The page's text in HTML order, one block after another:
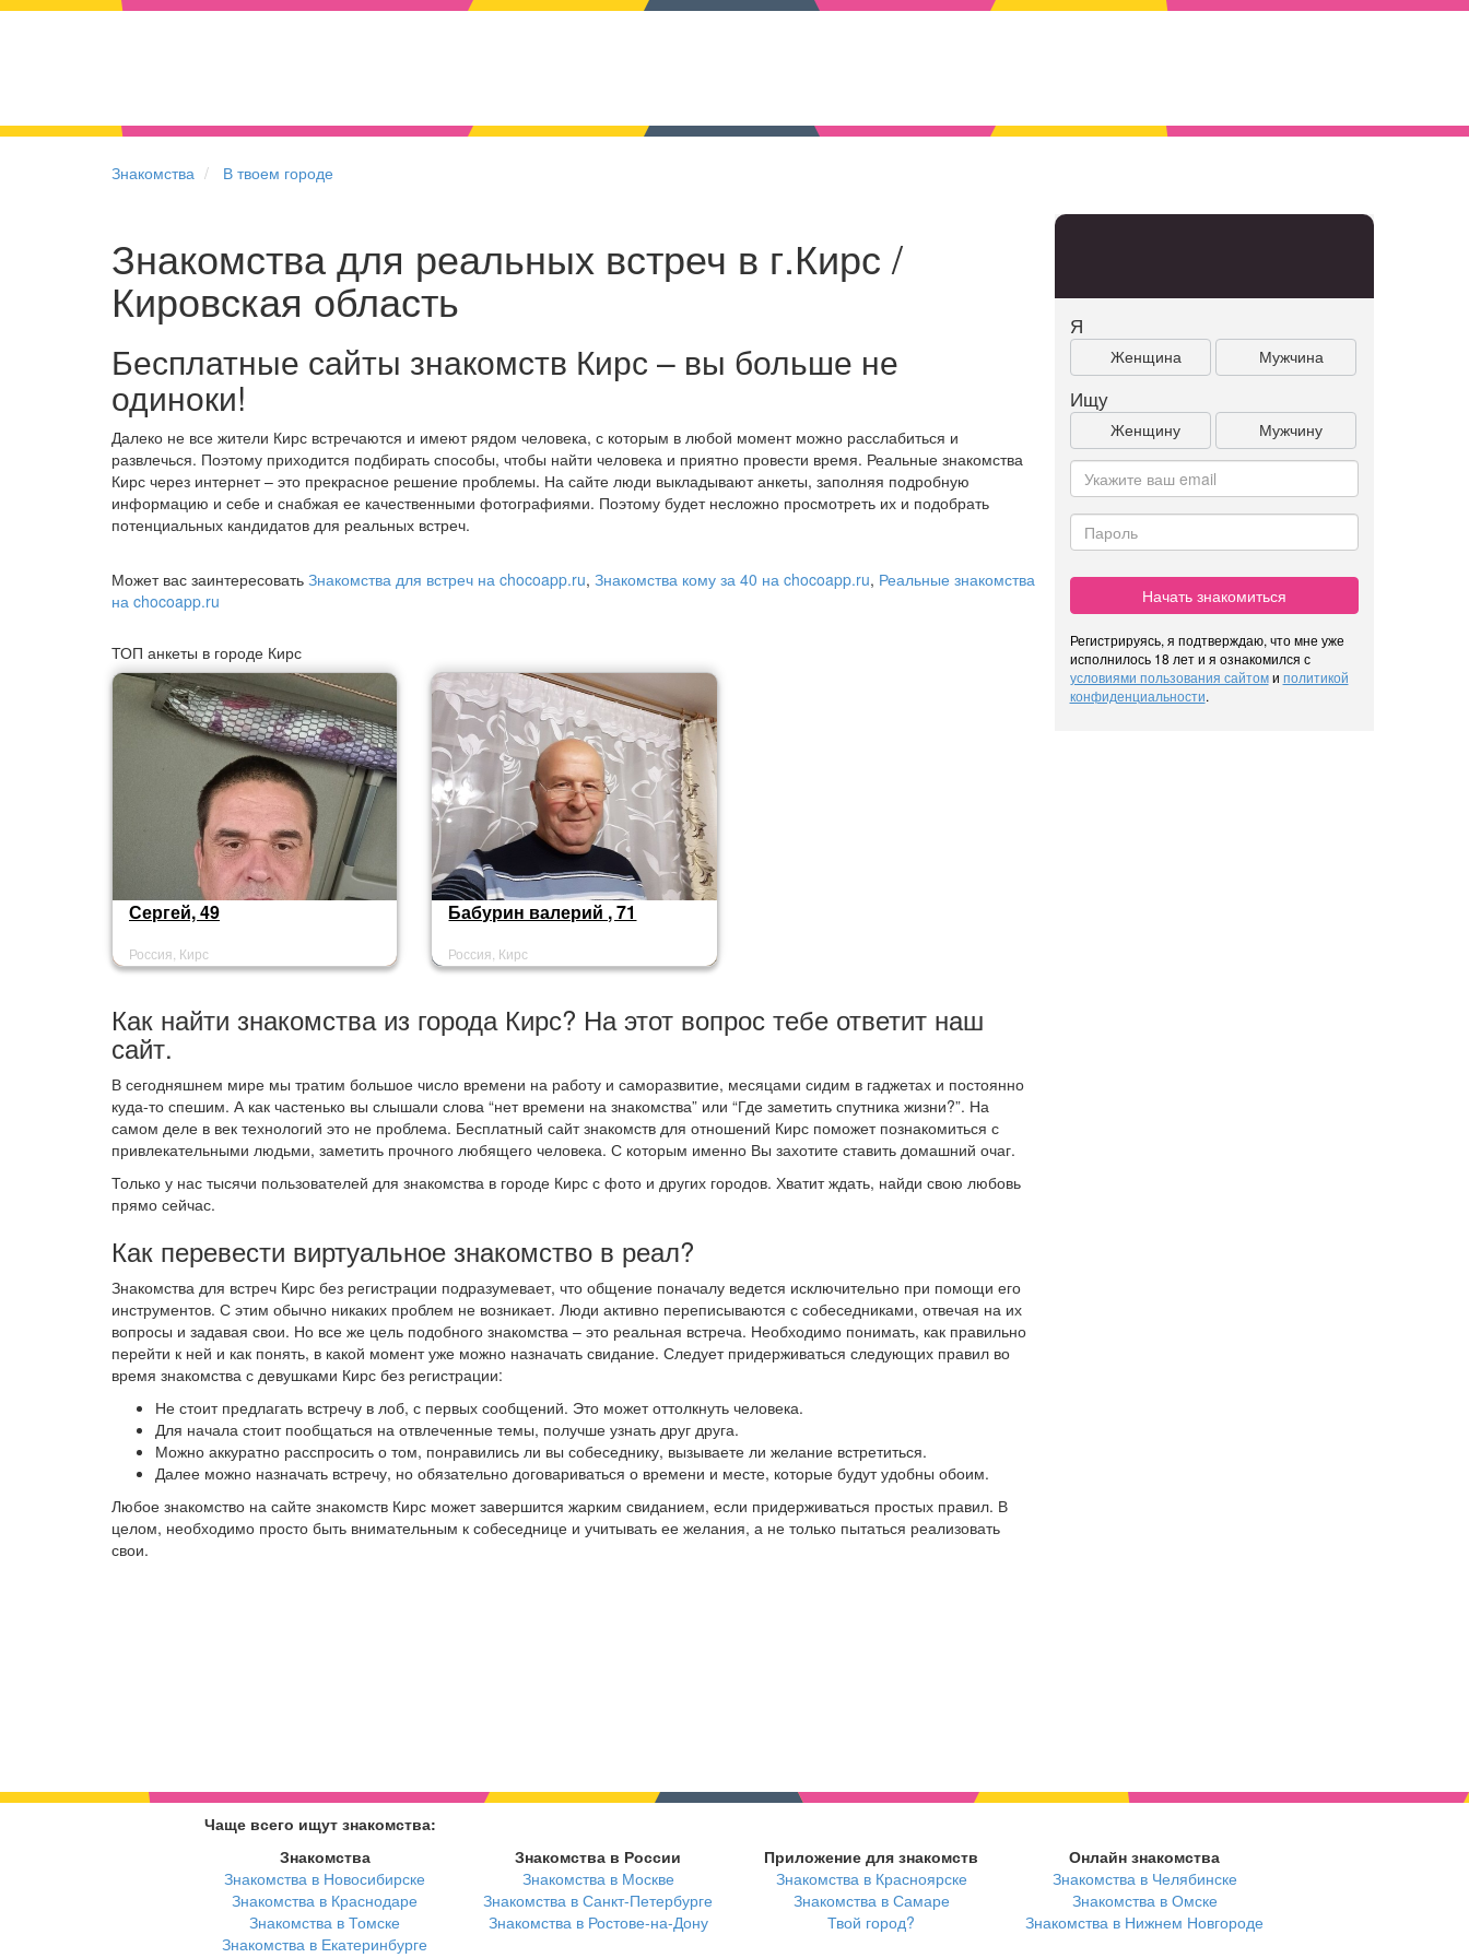
Знакомства В твоем городе
Знакомства для реальных встреч в г.Кирс /
Кировская область
Бесплатные сайты знакомств Кирс – вы больше не
одиноки!
Далеко не все жители Кирс встречаются и имеют рядом человека, с которым в любой момент можно расслабиться и
развлечься. Поэтому приходится подбирать способы, чтобы найти человека и приятно провести время. Реальные знакомства
Кирс через интернет – это прекрасное решение проблемы. На сайте люди выкладывают анкеты, заполняя подробную
информацию и себе и снабжая ее качественными фотографиями. Поэтому будет несложно просмотреть их и подобрать
потенциальных кандидатов для реальных встреч.
Может вас заинтересовать Знакомства для встреч на chocoapp.ru, Знакомства кому за 40 на chocoapp.ru, Реальные знакомства
на chocoapp.ru
ТОП анкеты в городе Кирс
Сергей, 49
Россия, Кирс
Бабурин валерий , 71
Россия, Кирс
Как найти знакомства из города Кирс? На этот вопрос тебе ответит наш
сайт.
В сегодняшнем мире мы тратим большое число времени на работу и саморазвитие, месяцами сидим в гаджетах и постоянно
куда-то спешим. А как частенько вы слышали слова “нет времени на знакомства” или “Где заметить спутника жизни?”. На
самом деле в век технологий это не проблема. Бесплатный сайт знакомств для отношений Кирс поможет познакомиться с
привлекательными людьми, заметить прочного любящего человека. С которым именно Вы захотите ставить домашний очаг.
Только у нас тысячи пользователей для знакомства в городе Кирс с фото и других городов. Хватит ждать, найди свою любовь
прямо сейчас.
Как перевести виртуальное знакомство в реал?
Знакомства для встреч Кирс без регистрации подразумевает, что общение поначалу ведется исключительно при помощи его
инструментов. С этим обычно никаких проблем не возникает. Люди активно переписываются с собеседниками, отвечая на их
вопросы и задавая свои. Но все же цель подобного знакомства – это реальная встреча. Необходимо понимать, как правильно
перейти к ней и как понять, в какой момент уже можно назначать свидание. Следует придерживаться следующих правил во
время знакомства с девушками Кирс без регистрации:
Не стоит предлагать встречу в лоб, с первых сообщений. Это может оттолкнуть человека.
Для начала стоит пообщаться на отвлеченные темы, получше узнать друг друга.
Можно аккуратно расспросить о том, понравились ли вы собеседнику, вызываете ли желание встретиться.
Далее можно назначать встречу, но обязательно договариваться о времени и месте, которые будут удобны обоим.
Любое знакомство на сайте знакомств Кирс может завершится жарким свиданием, если придерживаться простых правил. В
целом, необходимо просто быть внимательным к собеседнице и учитывать ее желания, а не только пытаться реализовать
свои.
Я
Женщина Мужчина
Ищу
Женщину Мужчину
Начать знакомиться
Регистрируясь, я подтверждаю, что мне уже
исполнилось 18 лет и я ознакомился с
условиями пользования сайтоми политикой
конфиденциальности.
Чаще всего ищут знакомства:
Знакомства
Знакомства в Новосибирске
Знакомства в Краснодаре
Знакомства в Томске
Знакомства в Екатеринбурге
Знакомства в России
Знакомства в Москве
Знакомства в Санкт-Петербурге
Знакомства в Ростове-на-Дону
Приложение для знакомств
Знакомства в Красноярске
Знакомства в Самаре
Твой город?
Онлайн знакомства
Знакомства в Челябинске
Знакомства в Омске
Знакомства в Нижнем Новгороде